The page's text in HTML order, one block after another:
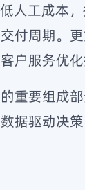
人工成本
付周期。
户服务优化
重要组成
据驱动决